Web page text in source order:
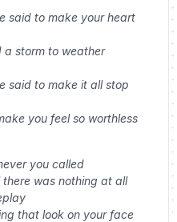
said to make your heart
a storm to weather
said to make it all stop
you feel so worthless
you called
was nothing at all
that look on your face